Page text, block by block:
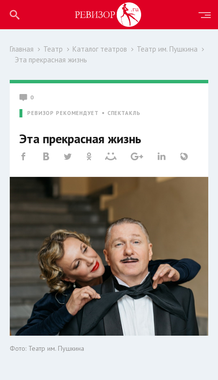
Главная Театр Каталог театров
Театр им. Пушкина
Эта прекрасная жизнь
0
РЕВИЗОР РЕКОМЕНДУЕТ СПЕКТАКЛЬ
Эта прекрасная жизнь
Фото: Театр им. Пушкина